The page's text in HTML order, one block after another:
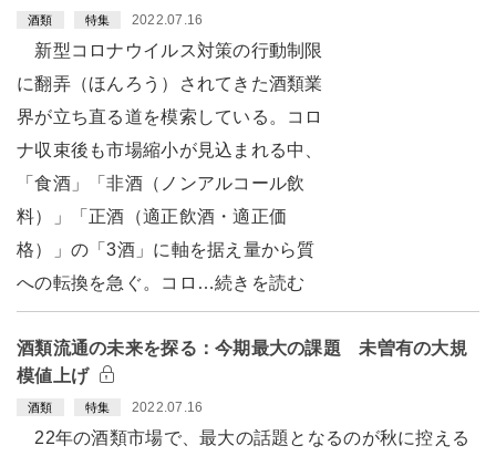
酒類 特集 2022.07.16
新型コロナウイルス対策の行動制限
に翻弄（ほんろう）されてきた酒類業
界が立ち直る道を模索している。コロ
ナ収束後も市場縮小が見込まれる中、
「食酒」「非酒（ノンアルコール飲
料）」「正酒（適正飲酒・適正価
格）」の「3酒」に軸を据え量から質
への転換を急ぐ。コロ…続きを読む
酒類流通の未来を探る：今期最大の課題 未曽有の大規
模値上げ
酒類 特集 2022.07.16
22年の酒類市場で、最大の話題となるのが秋に控える